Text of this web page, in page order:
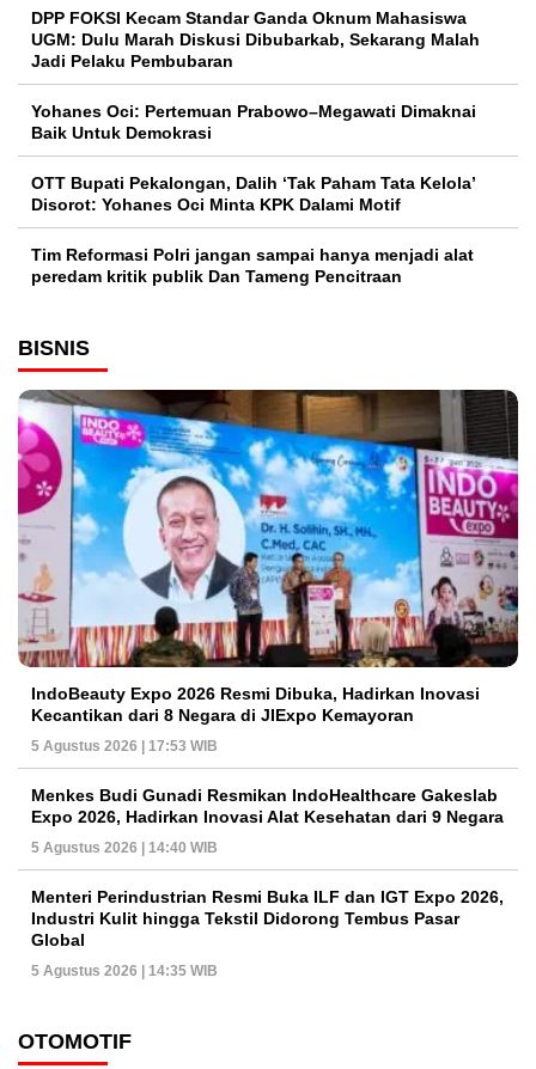
DPP FOKSI Kecam Standar Ganda Oknum Mahasiswa
UGM: Dulu Marah Diskusi Dibubarkab, Sekarang Malah
Jadi Pelaku Pembubaran
Yohanes Oci: Pertemuan Prabowo–Megawati Dimaknai
Baik Untuk Demokrasi
OTT Bupati Pekalongan, Dalih ‘Tak Paham Tata Kelola’
Disorot: Yohanes Oci Minta KPK Dalami Motif
Tim Reformasi Polri jangan sampai hanya menjadi alat
peredam kritik publik Dan Tameng Pencitraan
BISNIS
IndoBeauty Expo 2026 Resmi Dibuka, Hadirkan Inovasi
Kecantikan dari 8 Negara di JIExpo Kemayoran
5 Agustus 2026 | 17:53 WIB
Menkes Budi Gunadi Resmikan IndoHealthcare Gakeslab
Expo 2026, Hadirkan Inovasi Alat Kesehatan dari 9 Negara
5 Agustus 2026 | 14:40 WIB
Menteri Perindustrian Resmi Buka ILF dan IGT Expo 2026,
Industri Kulit hingga Tekstil Didorong Tembus Pasar
Global
5 Agustus 2026 | 14:35 WIB
OTOMOTIF